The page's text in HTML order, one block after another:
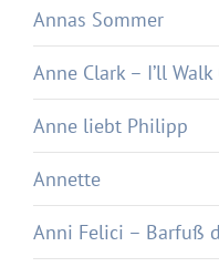
Annas Sommer
Anne Clark – I’ll
Anne liebt Philipp
Annette
Anni Felici – Barfuß